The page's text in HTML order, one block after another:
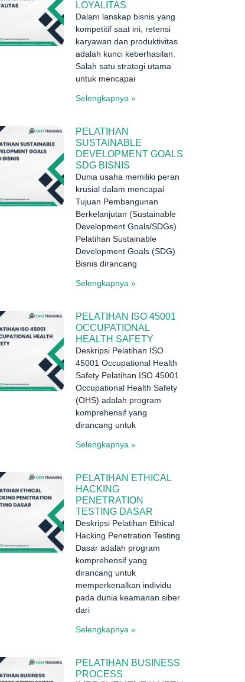
LOYALITAS
Dalam lanskap bisnis yang
kompetitif saat ini, retensi
karyawan dan produktivitas
adalah kunci keberhasilan.
Salah satu strategi utama
untuk mencapai
Selengkapnya »
PELATIHAN
SUSTAINABLE
DEVELOPMENT GOALS
SDG BISNIS
Dunia usaha memiliki peran
krusial dalam mencapai
Tujuan Pembangunan
Berkelanjutan (Sustainable
Development Goals/SDGs).
Pelatihan Sustainable
Development Goals (SDG)
Bisnis dirancang
Selengkapnya »
PELATIHAN ISO 45001
OCCUPATIONAL
HEALTH SAFETY
Deskripsi Pelatihan ISO
45001 Occupational Health
Safety Pelatihan ISO 45001
Occupational Health Safety
(OHS) adalah program
komprehensif yang
dirancang untuk
Selengkapnya »
PELATIHAN ETHICAL
HACKING
PENETRATION
TESTING DASAR
Deskripsi Pelatihan Ethical
Hacking Penetration Testing
Dasar adalah program
komprehensif yang
dirancang untuk
memperkenalkan individu
pada dunia keamanan siber
dari
Selengkapnya »
PELATIHAN BUSINESS
PROCESS